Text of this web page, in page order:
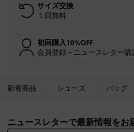
サイズ交換
１回無料
初回購入10%OFF
会員登録＋ニュースレター購
新着商品 シューズ バッグ
ニュースレターで最新情報をお